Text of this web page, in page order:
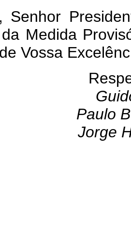
Senhor
Medida
Vossa
Paulo
Jorge